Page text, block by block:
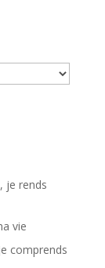
je rends
vie
comprends